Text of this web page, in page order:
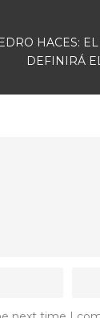
HACES:
DEFINIRÁ